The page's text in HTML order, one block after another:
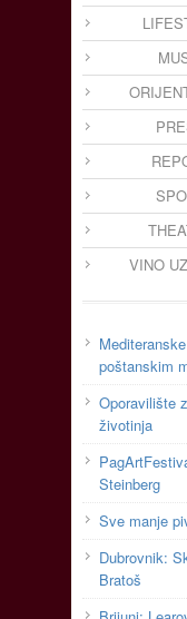
VINO
poštanskim
Oporavilište
životinja
Steinberg
Sve manje
Dubrovnik:
Bratoš